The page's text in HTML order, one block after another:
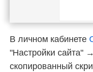
В личном кабинете
"Настройки сайта"
скопированный